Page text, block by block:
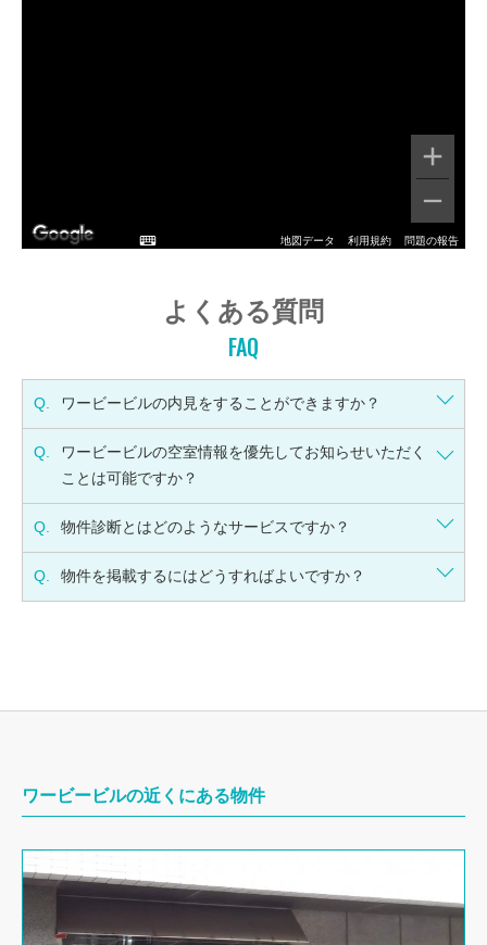
地図データ 利用規約 問題の報告
よくある質問
FAQ
Q. ワービービルの内見をすることができますか？
Q.
ワービービルの空室情報を優先してお知らせいただく
ことは可能ですか？
Q. 物件診断とはどのようなサービスですか？
Q. 物件を掲載するにはどうすればよいですか？
ワービービルの近くにある物件